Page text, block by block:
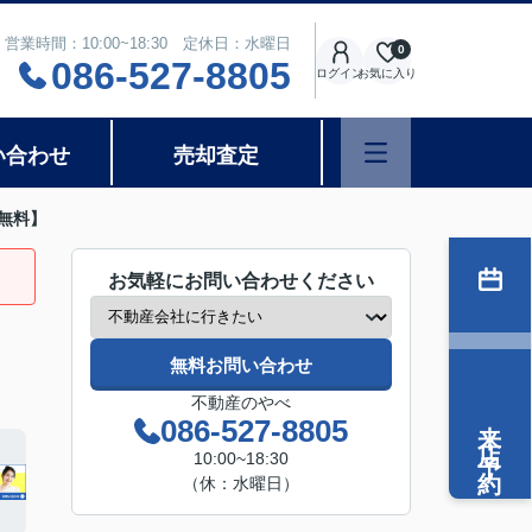
営業時間：10:00~18:30 定休日：水曜日
086-527-8805 ログインお気に入り
0
合わせ 売却査定
】
お気軽にお問い合わせください
無料お問い合わせ
不動産のやべ
086-527-8805
10:00~18:30
（休：水曜日）
来店予約